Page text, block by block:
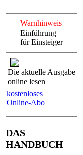
Warnhinweis
Einführung
für Einsteiger
Die aktuelle Ausgabe
online lesen
kostenloses
Online-Abo
DAS
HANDBUCH